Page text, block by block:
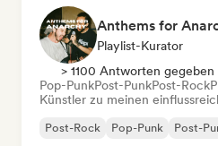
Anthems for
Playlist-Kurator
> 1100 Antworten gegeben
Pop-PunkPost-PunkPost-Rock
Künstler zu meinen
Post-Rock Pop-Punk Post-